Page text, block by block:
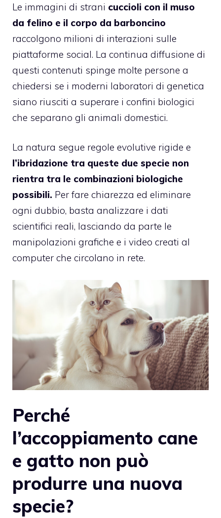
Le immagini di strani cuccioli con il muso
da felino e il corpo da barboncino
raccolgono milioni di interazioni sulle
piattaforme social. La continua diffusione di
questi contenuti spinge molte persone a
chiedersi se i moderni laboratori di genetica
siano riusciti a superare i confini biologici
che separano gli animali domestici.
La natura segue regole evolutive rigide e
l’ibridazione tra queste due specie non
rientra tra le combinazioni biologiche
possibili. Per fare chiarezza ed eliminare
ogni dubbio, basta analizzare i dati
scientifici reali, lasciando da parte le
manipolazioni grafiche e i video creati al
computer che circolano in rete.
Perché
l’accoppiamento cane
e gatto non può
produrre una nuova
specie?